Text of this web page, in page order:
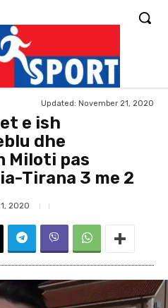
Updated: November 21, 2020
e ish
dhe
Miloti pas
Tirana 3 me 2
2020